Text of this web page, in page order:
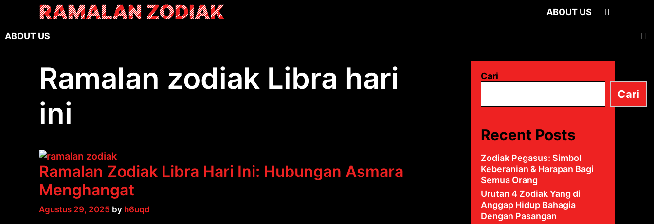
content
RAMALAN ZODIAK ABOUT US
ABOUT US
Ramalan zodiak Libra hari
ini
Ramalan Zodiak Libra Hari Ini: Hubungan Asmara
Menghangat
Agustus 29, 2025 by h6uqd
Cari
Cari
Recent Posts
Zodiak Pegasus: Simbol
Keberanian & Harapan Bagi
Semua Orang
Urutan 4 Zodiak Yang di
Anggap Hidup Bahagia
Dengan Pasangan